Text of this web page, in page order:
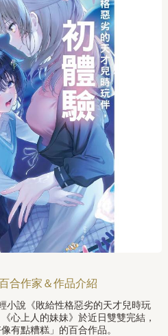
合作家＆作品介紹
小說《敗給性格惡劣的天才兒時玩
心上人的妹妹》於近日雙雙完結，
有點糟糕」的百合作品。